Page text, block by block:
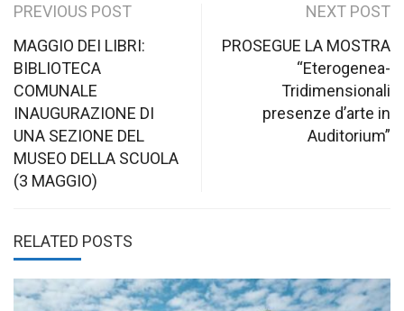
Post
navigation
PREVIOUS POST
MAGGIO DEI LIBRI:
BIBLIOTECA
COMUNALE
INAUGURAZIONE DI
UNA SEZIONE DEL
MUSEO DELLA SCUOLA
(3 MAGGIO)
NEXT POST
PROSEGUE LA MOSTRA
“Eterogenea-
Tridimensionali
presenze d’arte in
Auditorium”
RELATED POSTS